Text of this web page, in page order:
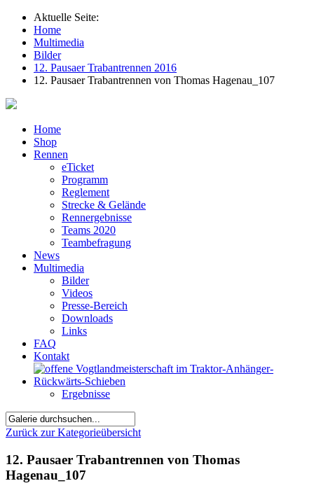
Aktuelle Seite:
Home
Multimedia
Bilder
12. Pausaer Trabantrennen 2016
12. Pausaer Trabantrennen von Thomas Hagenau_107
Home
Shop
Rennen
eTicket
Programm
Reglement
Strecke & Gelände
Rennergebnisse
Teams 2020
Teambefragung
News
Multimedia
Bilder
Videos
Presse-Bereich
Downloads
Links
FAQ
Kontakt
Ergebnisse
Zurück zur Kategorieübersicht
12. Pausaer Trabantrennen von Thomas
Hagenau_107